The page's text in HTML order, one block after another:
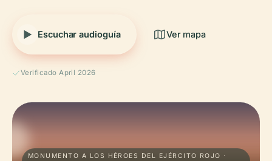
Escuchar audioguía Ver mapa
Verificado April 2026
MONUMENTO A LOS HÉROES DEL EJÉRCITO ROJO ·